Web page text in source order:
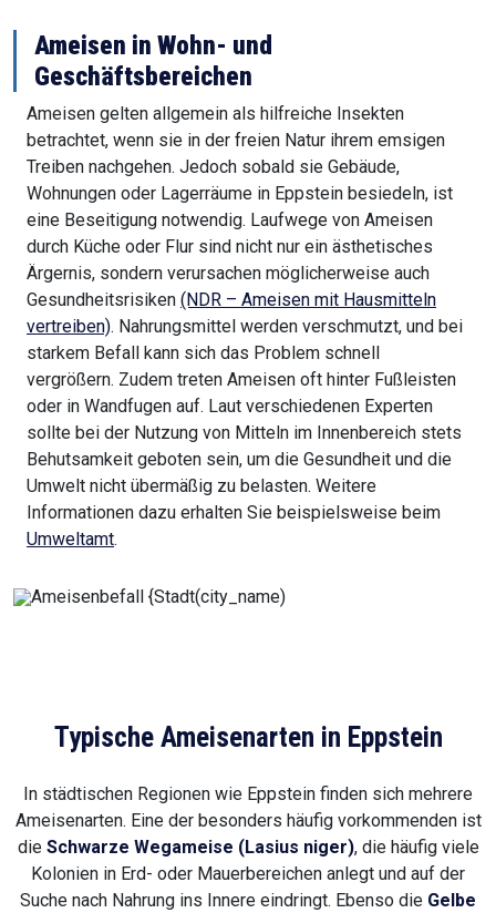
Ameisen in Wohn- und
Geschäftsbereichen
Ameisen gelten allgemein als hilfreiche Insekten
betrachtet, wenn sie in der freien Natur ihrem emsigen
Treiben nachgehen. Jedoch sobald sie Gebäude,
Wohnungen oder Lagerräume in Eppstein besiedeln, ist
eine Beseitigung notwendig. Laufwege von Ameisen
durch Küche oder Flur sind nicht nur ein ästhetisches
Ärgernis, sondern verursachen möglicherweise auch
Gesundheitsrisiken (NDR – Ameisen mit Hausmitteln
vertreiben). Nahrungsmittel werden verschmutzt, und bei
starkem Befall kann sich das Problem schnell
vergrößern. Zudem treten Ameisen oft hinter Fußleisten
oder in Wandfugen auf. Laut verschiedenen Experten
sollte bei der Nutzung von Mitteln im Innenbereich stets
Behutsamkeit geboten sein, um die Gesundheit und die
Umwelt nicht übermäßig zu belasten. Weitere
Informationen dazu erhalten Sie beispielsweise beim
Umweltamt.
Typische Ameisenarten in Eppstein
In städtischen Regionen wie Eppstein finden sich mehrere
Ameisenarten. Eine der besonders häufig vorkommenden ist
die Schwarze Wegameise (Lasius niger), die häufig viele
Kolonien in Erd- oder Mauerbereichen anlegt und auf der
Suche nach Nahrung ins Innere eindringt. Ebenso die Gelbe